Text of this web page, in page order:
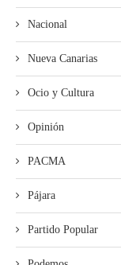
Nacional
Nueva Canarias
Ocio y Cultura
Opinión
PACMA
Pájara
Partido Popular